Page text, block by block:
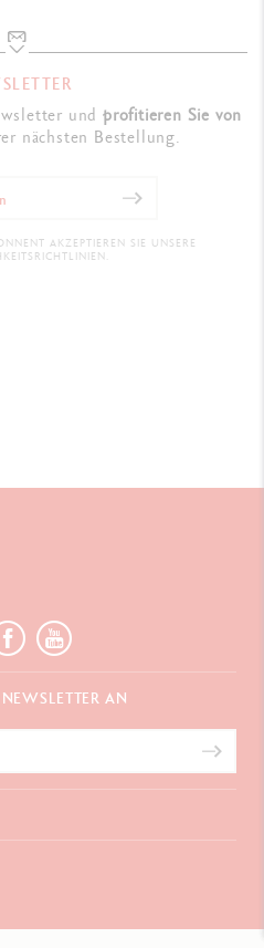
undprofitieren Sie von
nächsten Bestellung.
AKZEPTIEREN SIE UNSERE
AN